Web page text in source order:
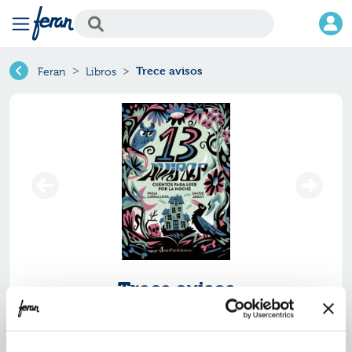
Feran Libros Trece avisos
Trece avisos